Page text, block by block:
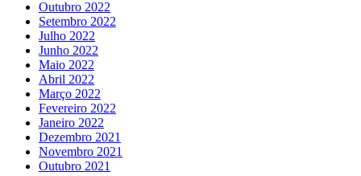
Outubro 2022
Setembro 2022
Julho 2022
Junho 2022
Maio 2022
Abril 2022
Março 2022
Fevereiro 2022
Janeiro 2022
Dezembro 2021
Novembro 2021
Outubro 2021